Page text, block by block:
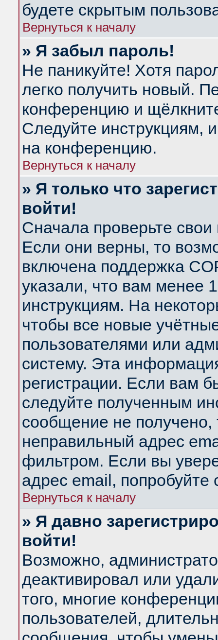
будете скрытым
Вернуться к началу
» Я забыл пароль!
Не паникуйте! Хотя
легко получить новый.
конференцию и
Следуйте инструкциям,
на конференцию.
Вернуться к началу
» Я только что
войти!
Сначала проверьте
Если они верны, то
включена поддержка
указали, что вам менее
инструкциям. На
чтобы все новые
пользователями или
систему. Эта
регистрации. Если вам
следуйте полученным
сообщение не получено,
неправильный адрес
фильтром. Если вы
адрес email, попробуйте
Вернуться к началу
» Я давно
войти!
Возможно,
деактивировал или
того, многие
пользователей,